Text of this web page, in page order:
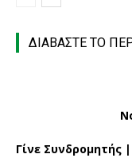
ΔΙΑΒΑΣΤΕ ΤΟ
Γίνε Συνδρομητής |